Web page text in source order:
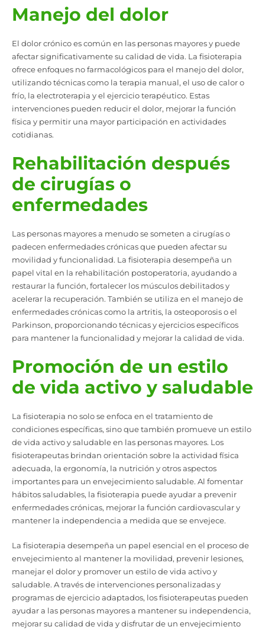
Manejo del dolor
El dolor crónico es común en las personas mayores y puede
afectar significativamente su calidad de vida. La fisioterapia
ofrece enfoques no farmacológicos para el manejo del dolor,
utilizando técnicas como la terapia manual, el uso de calor o
frío, la electroterapia y el ejercicio terapéutico. Estas
intervenciones pueden reducir el dolor, mejorar la función
física y permitir una mayor participación en actividades
cotidianas.
Rehabilitación después
de cirugías o
enfermedades
Las personas mayores a menudo se someten a cirugías o
padecen enfermedades crónicas que pueden afectar su
movilidad y funcionalidad. La fisioterapia desempeña un
papel vital en la rehabilitación postoperatoria, ayudando a
restaurar la función, fortalecer los músculos debilitados y
acelerar la recuperación. También se utiliza en el manejo de
enfermedades crónicas como la artritis, la osteoporosis o el
Parkinson, proporcionando técnicas y ejercicios específicos
para mantener la funcionalidad y mejorar la calidad de vida.
Promoción de un estilo
de vida activo y saludable
La fisioterapia no solo se enfoca en el tratamiento de
condiciones específicas, sino que también promueve un estilo
de vida activo y saludable en las personas mayores. Los
fisioterapeutas brindan orientación sobre la actividad física
adecuada, la ergonomía, la nutrición y otros aspectos
importantes para un envejecimiento saludable. Al fomentar
hábitos saludables, la fisioterapia puede ayudar a prevenir
enfermedades crónicas, mejorar la función cardiovascular y
mantener la independencia a medida que se envejece.
La fisioterapia desempeña un papel esencial en el proceso de
envejecimiento al mantener la movilidad, prevenir lesiones,
manejar el dolor y promover un estilo de vida activo y
saludable. A través de intervenciones personalizadas y
programas de ejercicio adaptados, los fisioterapeutas pueden
ayudar a las personas mayores a mantener su independencia,
mejorar su calidad de vida y disfrutar de un envejecimiento